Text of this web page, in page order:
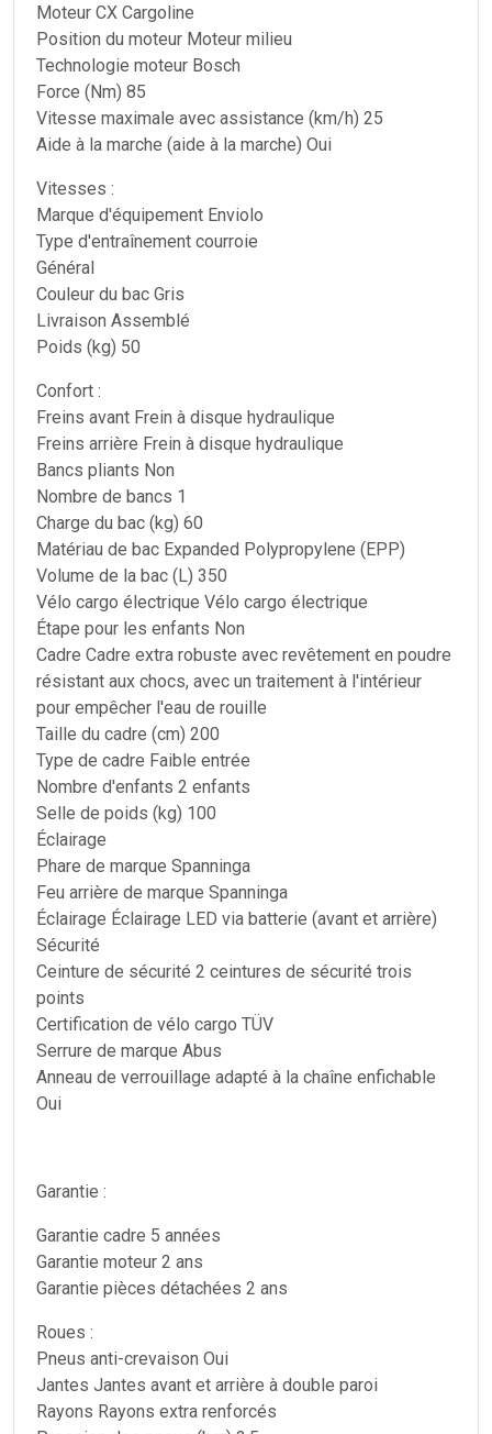
Moteur CX Cargoline
Position du moteur Moteur milieu
Technologie moteur Bosch
Force (Nm) 85
Vitesse maximale avec assistance (km/h) 25
Aide à la marche (aide à la marche) Oui
Vitesses :
Marque d'équipement Enviolo
Type d'entraînement courroie
Général
Couleur du bac Gris
Livraison Assemblé
Poids (kg) 50
Confort :
Freins avant Frein à disque hydraulique
Freins arrière Frein à disque hydraulique
Bancs pliants Non
Nombre de bancs 1
Charge du bac (kg) 60
Matériau de bac Expanded Polypropylene (EPP)
Volume de la bac (L) 350
Vélo cargo électrique Vélo cargo électrique
Étape pour les enfants Non
Cadre Cadre extra robuste avec revêtement en poudre
résistant aux chocs, avec un traitement à l'intérieur
pour empêcher l'eau de rouille
Taille du cadre (cm) 200
Type de cadre Faible entrée
Nombre d'enfants 2 enfants
Selle de poids (kg) 100
Éclairage
Phare de marque Spanninga
Feu arrière de marque Spanninga
Éclairage Éclairage LED via batterie (avant et arrière)
Sécurité
Ceinture de sécurité 2 ceintures de sécurité trois
points
Certification de vélo cargo TÜV
Serrure de marque Abus
Anneau de verrouillage adapté à la chaîne enfichable
Oui
Garantie :
Garantie cadre 5 années
Garantie moteur 2 ans
Garantie pièces détachées 2 ans
Roues :
Pneus anti-crevaison Oui
Jantes Jantes avant et arrière à double paroi
Rayons Rayons extra renforcés